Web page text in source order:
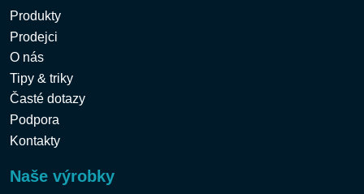
Produkty
Prodejci
O nás
Tipy & triky
Časté dotazy
Podpora
Kontakty
Naše výrobky